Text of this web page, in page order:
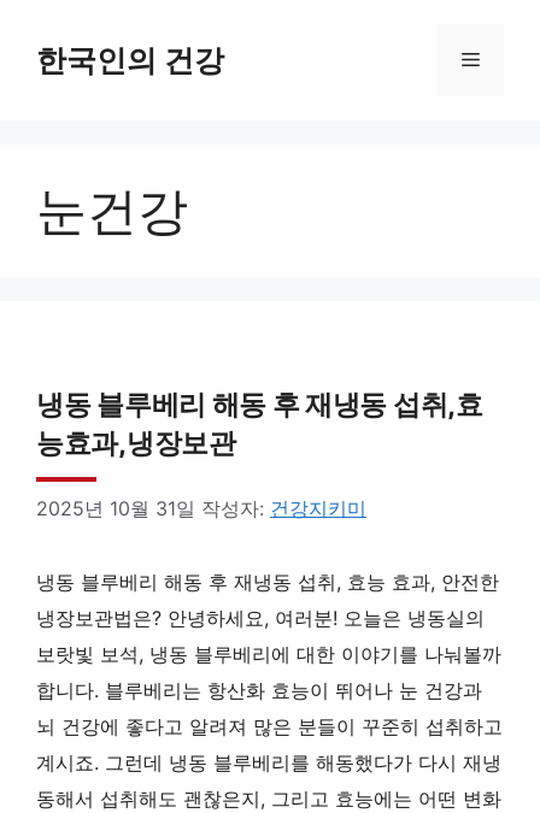
한국인의 건강 메
눈건강
냉동 블루베리 해동 후 재냉동 섭취,효
능효과,냉장보관
2025년 10월 31일 작성자: 건강지키미
냉동 블루베리 해동 후 재냉동 섭취, 효능 효과, 안전한
냉장보관법은? 안녕하세요, 여러분! 오늘은 냉동실의
보랏빛 보석, 냉동 블루베리에 대한 이야기를 나눠볼까
합니다. 블루베리는 항산화 효능이 뛰어나 눈 건강과
뇌 건강에 좋다고 알려져 많은 분들이 꾸준히 섭취하고
계시죠. 그런데 냉동 블루베리를 해동했다가 다시 재냉
동해서 섭취해도 괜찮은지, 그리고 효능에는 어떤 변화